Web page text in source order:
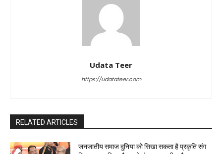
Udata Teer
https://udatateer.com
RELATED ARTICLES
जनजातीय समाज दुनिया को सिखा सकता है प्रकृति संग